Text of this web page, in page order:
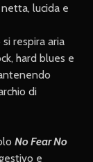
lucida e
respira aria
hard blues e
di
No Fear No
e